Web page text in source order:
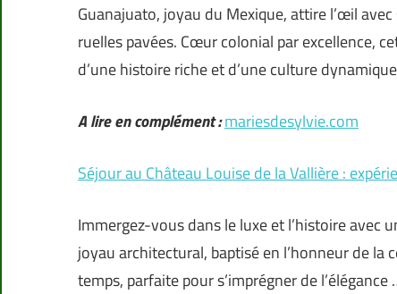
Guanajuato, joyau du Mexique, attire l’œil
ruelles pavées. Cœur colonial par excellence,
d’une histoire riche et d’une culture
A lire en complément :mariesdesylvie.com
Séjour au Château Louise de la Vallière :
Immergez-vous dans le luxe et l’histoire avec
joyau architectural, baptisé en l’honneur de la
temps, parfaite pour s’imprégner de l’élégance